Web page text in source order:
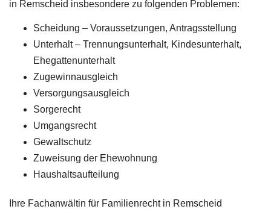
in Remscheid insbesondere zu folgenden Problemen:
Scheidung – Voraussetzungen, Antragsstellung
Unterhalt – Trennungsunterhalt, Kindesunterhalt,
Ehegattenunterhalt
Zugewinnausgleich
Versorgungsausgleich
Sorgerecht
Umgangsrecht
Gewaltschutz
Zuweisung der Ehewohnung
Haushaltsaufteilung
Ihre Fachanwältin für Familienrecht in Remscheid